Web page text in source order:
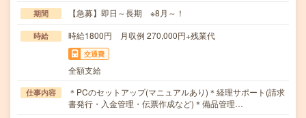
期間 【急募】即日～長期 ※8月～！
時給 時給1800円 月収例 270,000円+残業代
交通費
全額支給
仕事内容
＊PCのセットアップ(マニュアルあり)＊経理サポート(請求
書発行・入金管理・伝票作成など)＊備品管理…